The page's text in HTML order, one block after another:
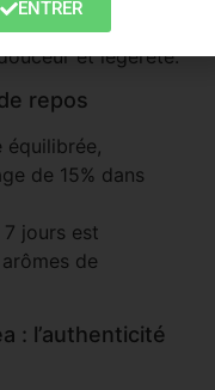
à des créations
et légèreté.
repos
équilibrée,
de 15% dans
jours est
de
: l’authenticité
ENTRER